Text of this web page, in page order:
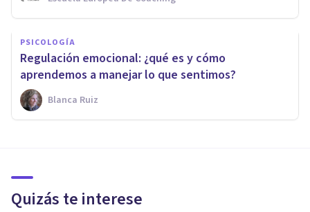
PSICOLOGÍA
Regulación emocional: ¿qué es y cómo
aprendemos a manejar lo que sentimos?
Blanca Ruiz
Quizás te interese